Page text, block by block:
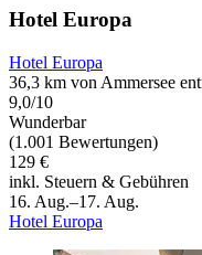
Hotel Europa
Hotel Europa
36,3 km von Ammersee
9,0/10
Wunderbar
(1.001 Bewertungen)
129 €
inkl. Steuern & Gebühren
16. Aug.–17. Aug.
Hotel Europa